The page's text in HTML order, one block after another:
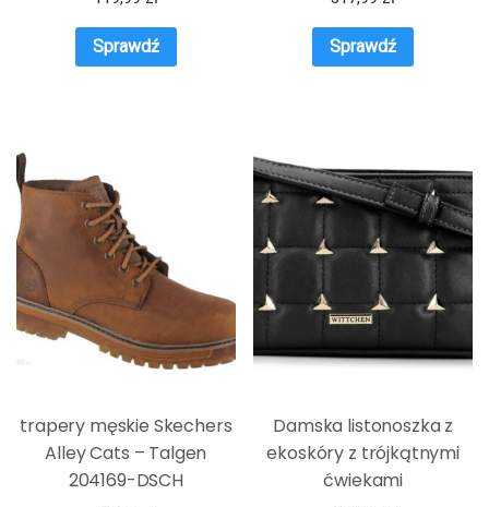
Sprawdź Sprawdź
trapery męskie Skechers
Alley Cats – Talgen
204169-DSCH
Damska listonoszka z
ekoskóry z trójkątnymi
ćwiekami